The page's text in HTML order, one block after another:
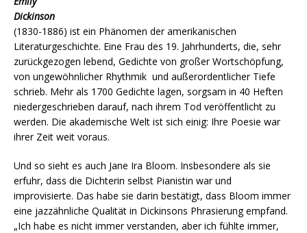
Dickinson
(1830-1886) ist ein Phänomen der amerikanischen
Literaturgeschichte. Eine Frau des 19. Jahrhunderts, die, sehr
zurückgezogen lebend, Gedichte von großer Wortschöpfung,
von ungewöhnlicher Rhythmik und außerordentlicher Tiefe
schrieb. Mehr als 1700 Gedichte lagen, sorgsam in 40 Heften
niedergeschrieben darauf, nach ihrem Tod veröffentlicht zu
werden. Die akademische Welt ist sich einig: Ihre Poesie war
ihrer Zeit weit voraus.
Und so sieht es auch Jane Ira Bloom. Insbesondere als sie
erfuhr, dass die Dichterin selbst Pianistin war und
improvisierte. Das habe sie darin bestätigt, dass Bloom immer
eine jazzähnliche Qualität in Dickinsons Phrasierung empfand.
„Ich habe es nicht immer verstanden, aber ich fühlte immer,